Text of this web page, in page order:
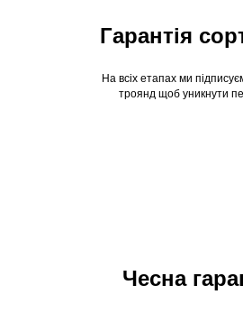
На всіх етапах ми
троянд щоб уникнути
Гарантія
Чесна